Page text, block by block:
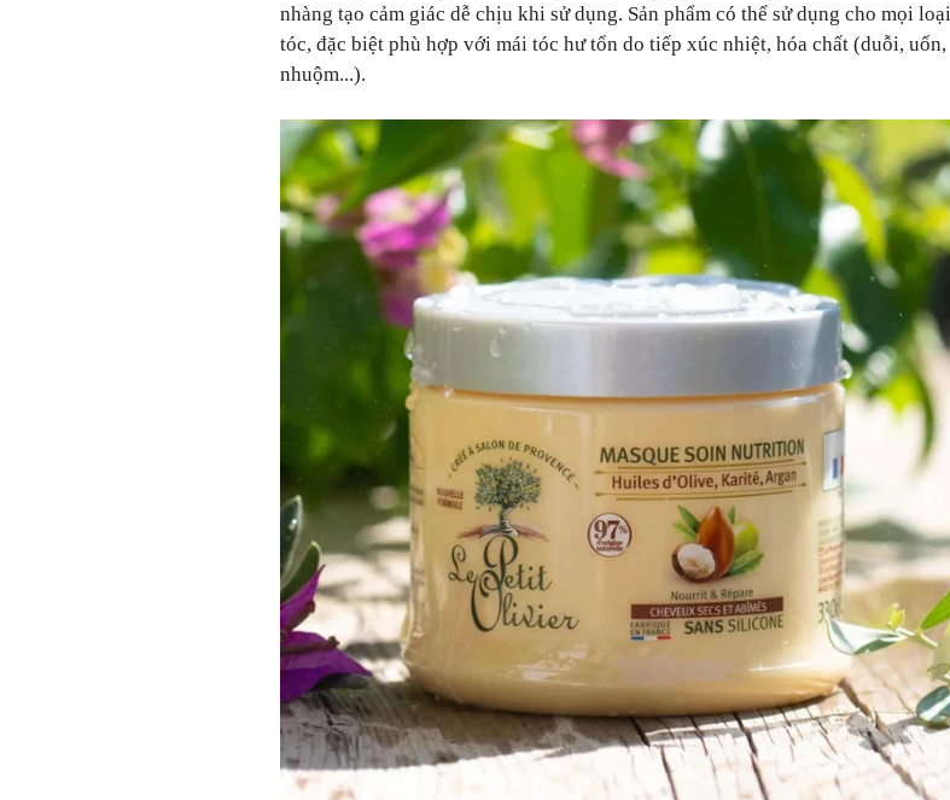
nhàng tạo cảm giác dễ chịu khi sử dụng. Sản phẩm có thể sử dụng cho mọi loại
tóc, đặc biệt phù hợp với mái tóc hư tổn do tiếp xúc nhiệt, hóa chất (duỗi, uốn,
nhuộm...).